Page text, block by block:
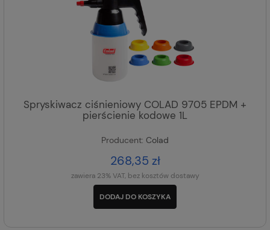
Spryskiwacz ciśnieniowy COLAD 9705 EPDM +
pierścienie kodowe 1L
Producent: Colad
268,35 zł
zawiera 23% VAT, bez kosztów dostawy
DODAJ DO KOSZYKA